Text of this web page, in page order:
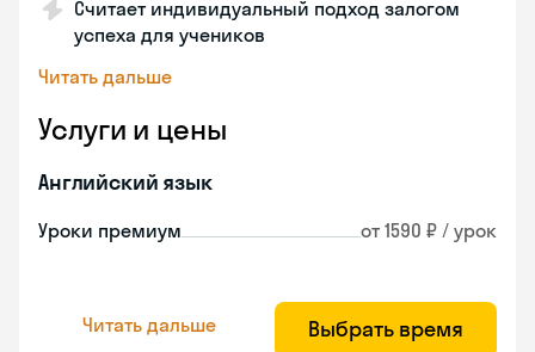
Считает индивидуальный подход залогом
успеха для учеников
Читать дальше
Услуги и цены
Английский язык
Уроки премиум от 1590 ₽ / урок
Читать дальше Выбрать время